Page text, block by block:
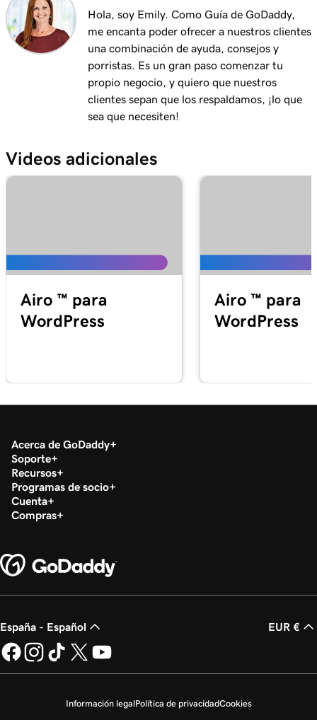
Hola, soy Emily. Como Guía de GoDaddy,
me encanta poder ofrecer a nuestros clientes
una combinación de ayuda, consejos y
porristas. Es un gran paso comenzar tu
propio negocio, y quiero que nuestros
clientes sepan que los respaldamos, ¡lo que
sea que necesiten!
Videos adicionales
Airo ™ para
WordPress
Airo ™ para
WordPress
Acerca de GoDaddy
Soporte
Recursos
Programas de socio
Cuenta
Compras
España - Español EUR €
Información legalPolítica de privacidadCookies